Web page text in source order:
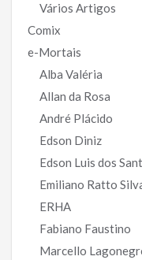
Vários Artigos
Comix
e-Mortais
Alba Valéria
Allan da Rosa
André Plácido
Edson Diniz
Edson Luis dos
Emiliano Ratto
ERHA
Fabiano Faustino
Marcello